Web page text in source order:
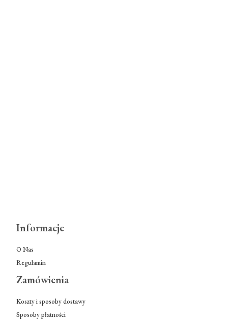
Informacje
O Nas
Regulamin
Zamówienia
Koszty i sposoby dostawy
Sposoby płatności